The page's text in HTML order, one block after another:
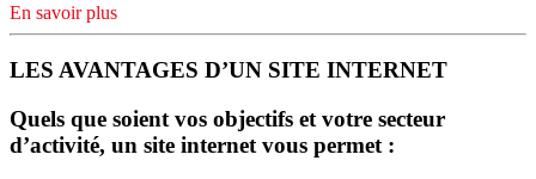
En savoir plus
LES AVANTAGES D’UN SITE INTERNET
Quels que soient vos objectifs et votre secteur
d’activité, un site internet vous permet :